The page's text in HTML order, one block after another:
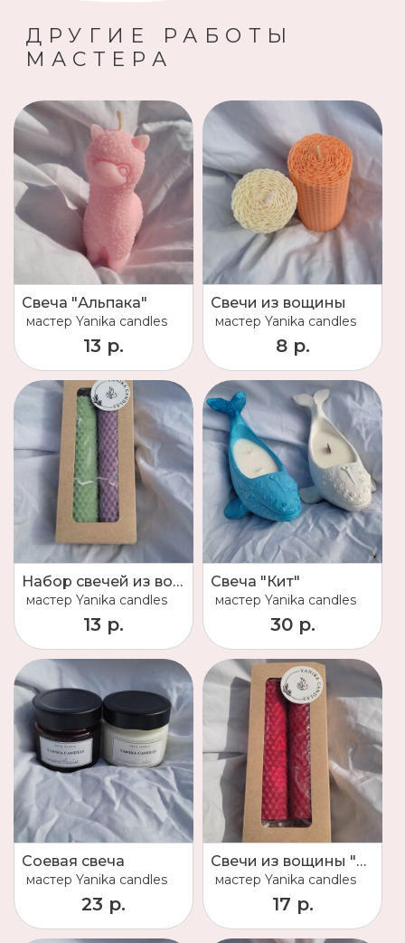
ДРУГИЕ РАБОТЫ
МАСТЕРА
Свеча "Альпака"
мастер Yanika candles
13 р.
Свечи из вощины
мастер Yanika candles
8 р.
Набор свечей из вощины "Мини"
мастер Yanika candles
13 р.
Свеча "Кит"
мастер Yanika candles
30 р.
Соевая свеча
мастер Yanika candles
23 р.
Свечи из вощины "Love"
мастер Yanika candles
17 р.